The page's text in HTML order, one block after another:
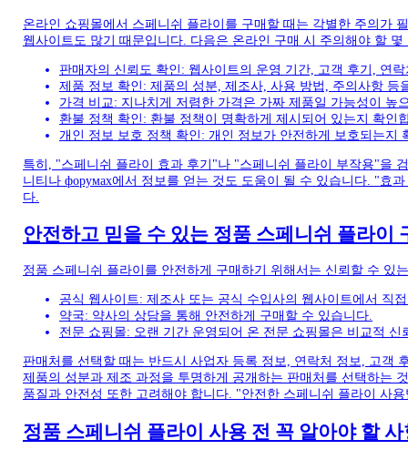
온라인 쇼핑몰에서 스페니쉬 플라이를 구매할 때는 각별한 주의가
웹사이트도 많기 때문입니다. 다음은 온라인 구매 시 주의해야 할 몇
판매자의 신뢰도 확인: 웹사이트의 운영 기간, 고객 후기, 연
제품 정보 확인: 제품의 성분, 제조사, 사용 방법, 주의사항 등
가격 비교: 지나치게 저렴한 가격은 가짜 제품일 가능성이 높
환불 정책 확인: 환불 정책이 명확하게 제시되어 있는지 확인
개인 정보 보호 정책 확인: 개인 정보가 안전하게 보호되는지
특히, "스페니쉬 플라이 효과 후기"나 "스페니쉬 플라이 부작용"을
니티나 форумах에서 정보를 얻는 것도 도움이 될 수 있습니다. "효
다.
안전하고 믿을 수 있는 정품 스페니쉬 플라이
정품 스페니쉬 플라이를 안전하게 구매하기 위해서는 신뢰할 수 있
공식 웹사이트: 제조사 또는 공식 수입사의 웹사이트에서 직
약국: 약사의 상담을 통해 안전하게 구매할 수 있습니다.
전문 쇼핑몰: 오랜 기간 운영되어 온 전문 쇼핑몰은 비교적 신
판매처를 선택할 때는 반드시 사업자 등록 정보, 연락처 정보, 고객
제품의 성분과 제조 과정을 투명하게 공개하는 판매처를 선택하는
품질과 안전성 또한 고려해야 합니다. "안전한 스페니쉬 플라이 사
정품 스페니쉬 플라이 사용 전 꼭 알아야 할 사